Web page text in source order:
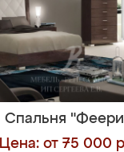
Спальня
Цена: от 75 000